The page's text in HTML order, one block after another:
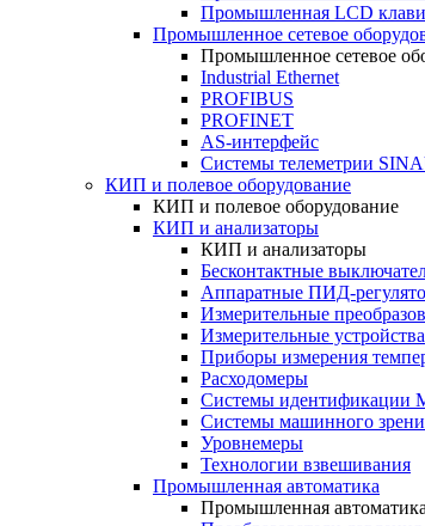
Промышленная LCD
Промышленное сетевое
Промышленное сетевое
Industrial Ethernet
PROFIBUS
PROFINET
AS-интерфейс
Системы телеметрии
КИП и полевое оборудование
КИП и полевое оборудование
КИП и анализаторы
КИП и анализаторы
Бесконтактные
Аппаратные ПИД-
Измерительные
Измерительные устройства
Приборы измерения
Расходомеры
Системы идентификации
Системы машинного
Уровнемеры
Технологии взвешивания
Промышленная автоматика
Промышленная автоматика